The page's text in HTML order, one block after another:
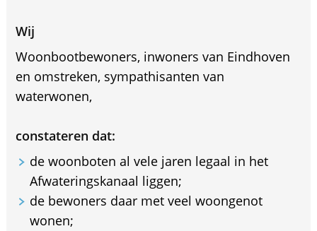
Wij
Woonbootbewoners, inwoners van Eindhoven
en omstreken, sympathisanten van
waterwonen,
constateren dat:
de woonboten al vele jaren legaal in het
Afwateringskanaal liggen;
de bewoners daar met veel woongenot
wonen;